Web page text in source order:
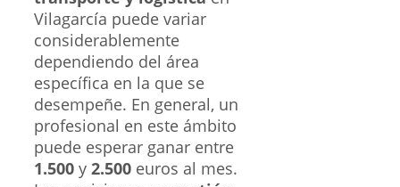
Vilagarcía puede variar
considerablemente
dependiendo del área
específica en la que se
desempeñe. En general, un
profesional en este ámbito
puede esperar ganar entre
1.500 y 2.500 euros al mes.